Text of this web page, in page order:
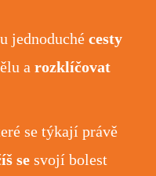
jednoduchécesty
arozklíčovat
se týkají právě
se svojí bolest